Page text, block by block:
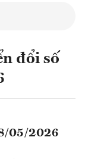
đổi số
05/2026